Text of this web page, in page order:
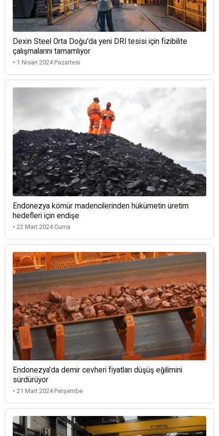
Dexin Steel Orta Doğu'da yeni DRI tesisi için fizibilite
çalışmalarını tamamlıyor
• 1 Nisan 2024 Pazartesi
Endonezya kömür madencilerinden hükümetin üretim
hedefleri için endişe
• 22 Mart 2024 Cuma
Endonezya’da demir cevheri fiyatları düşüş eğilimini
sürdürüyor
• 21 Mart 2024 Perşembe